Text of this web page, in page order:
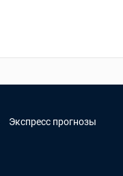
Экспресс прогнозы